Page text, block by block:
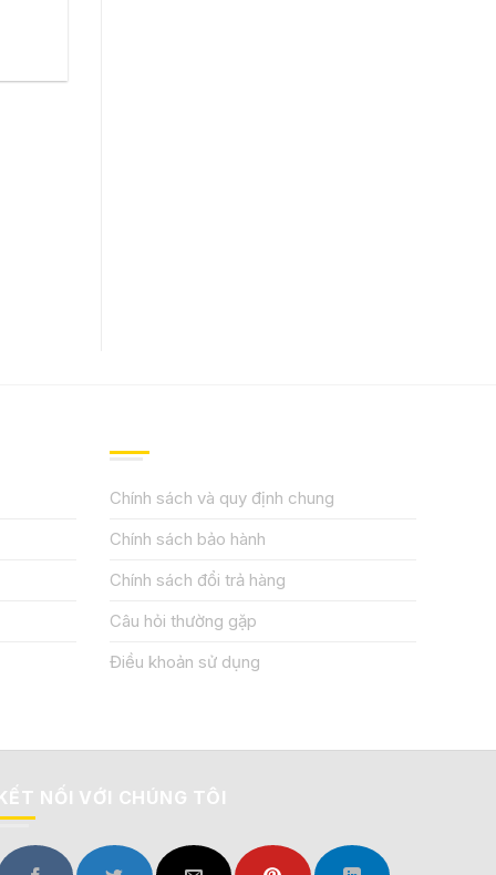
Chính sách và quy định chung
Chính sách bảo hành
Chính sách đổi trả hàng
Câu hỏi thường gặp
Điều khoản sử dụng
NỐI VỚI CHÚNG TÔI